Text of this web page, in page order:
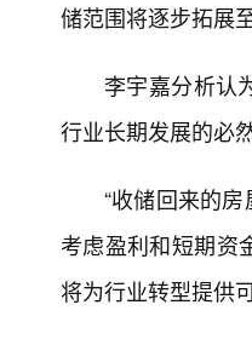
储范围将逐步拓展
李宇嘉分析认
行业长期发展的必
“收储回来的
考虑盈利和短期资
将为行业转型提供